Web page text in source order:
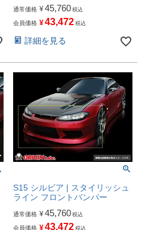
通常価格 ¥45,760 税込
会員価格 ¥43,472 税込
詳細を見る
S15 シルビア | スタイリッシュ
ライン フロントバンパー
通常価格 ¥45,760 税込
会員価格 ¥43,472 税込